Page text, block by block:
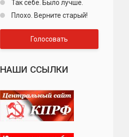
Так себе. Было лучше.
Плохо. Верните старый!
Голосовать
НАШИ ССЫЛКИ